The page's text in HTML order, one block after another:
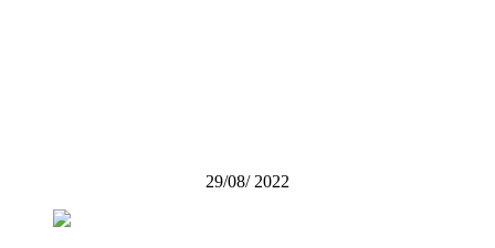
29/08/ 2022